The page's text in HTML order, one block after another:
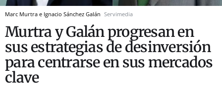
Marc Murtra e Ignacio Sánchez Galán Servimedia
Murtra y Galán progresan en
sus estrategias de desinversión
para centrarse en sus mercados
clave